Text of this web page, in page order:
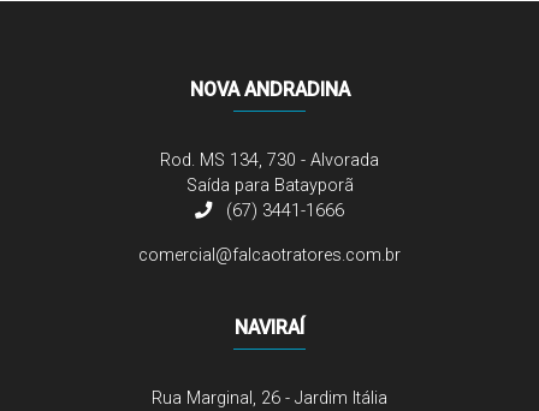
NOVA ANDRADINA
Rod. MS 134, 730 - Alvorada
Saída para Batayporã
(67) 3441-1666
comercial@falcaotratores.com.br
NAVIRAÍ
Rua Marginal, 26 - Jardim Itália